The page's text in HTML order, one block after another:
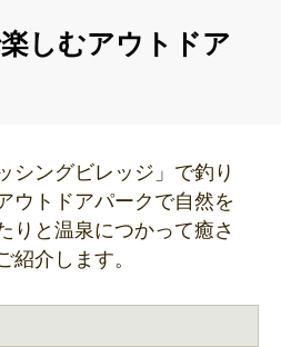
しむアウトドア
シングビレッジ」で釣り
ウトドアパークで自然を
りと温泉につかって癒さ
紹介します。